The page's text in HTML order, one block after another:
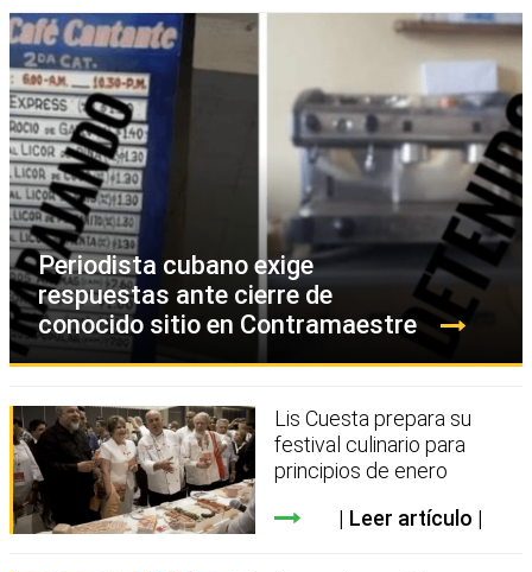
Periodista cubano exige
respuestas ante cierre de
conocido sitio en Contramaestre
Lis Cuesta prepara su
festival culinario para
principios de enero
Leer artículo